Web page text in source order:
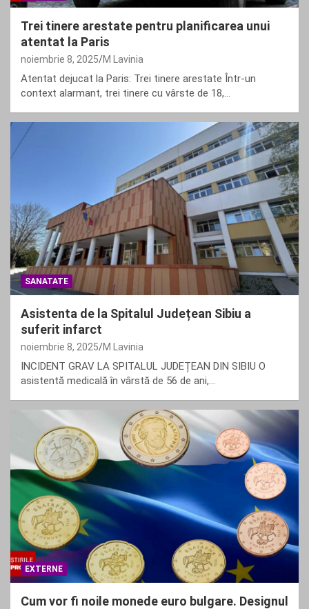
Trei tinere arestate pentru planificarea unui
atentat la Paris
noiembrie 8, 2025 M Lavinia
Atentat dejucat la Paris: Trei tinere arestate Într-un
context alarmant, trei tinere cu vârste de 18,…
SANATATE
Asistenta de la Spitalul Județean Sibiu a
suferit infarct
noiembrie 8, 2025 M Lavinia
INCIDENT GRAV LA SPITALUL JUDEȚEAN DIN SIBIU O
asistentă medicală în vârstă de 56 de ani,…
EXTERNE
Cum vor fi noile monede euro bulgare. Designul